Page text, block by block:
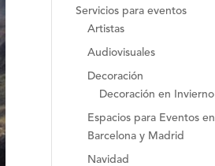
Servicios para eventos
Artistas
Audiovisuales
Decoración
Decoración en Invierno
Espacios para Eventos en
Barcelona y Madrid
Navidad